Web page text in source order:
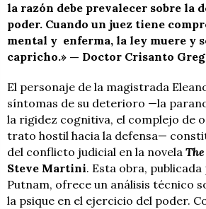
la razón debe prevalecer sobre la
poder. Cuando un juez tiene
mental y enferma, la ley muere y
capricho.» — Doctor Crisanto
El personaje de la magistrada
síntomas de su deterioro —la
la rigidez cognitiva, el complejo de
trato hostil hacia la defensa—
del conflicto judicial en la novela
Steve Martini. Esta obra,
Putnam, ofrece un análisis técnico
la psique en el ejercicio del poder.